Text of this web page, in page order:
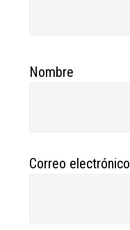
Nombre
Correo electrónico